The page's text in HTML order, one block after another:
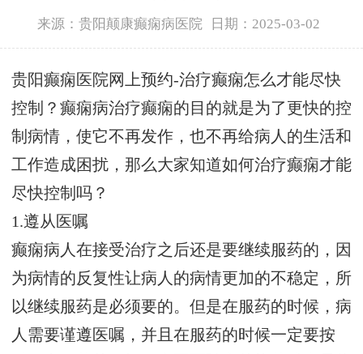
来源：贵阳颠康癫痫病医院 日期：2025-03-02
贵阳癫痫医院网上预约-治疗癫痫怎么才能尽快
控制？癫痫病治疗癫痫的目的就是为了更快的控
制病情，使它不再发作，也不再给病人的生活和
工作造成困扰，那么大家知道如何治疗癫痫才能
尽快控制吗？
1.遵从医嘱
癫痫病人在接受治疗之后还是要继续服药的，因
为病情的反复性让病人的病情更加的不稳定，所
以继续服药是必须要的。但是在服药的时候，病
人需要谨遵医嘱，并且在服药的时候一定要按